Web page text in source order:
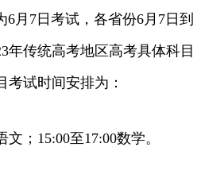
7日考试，各省份6月7日到
年传统高考地区高考具体科目
考试时间安排为：
；15:00至17:00数学。